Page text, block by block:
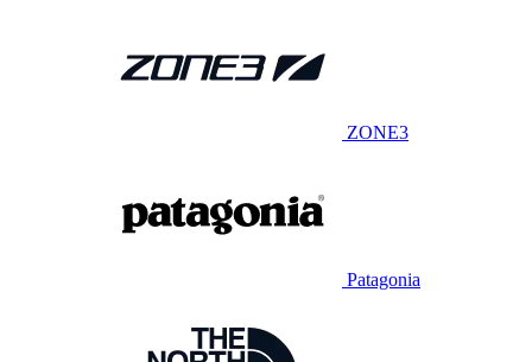
ZONE3
Patagonia